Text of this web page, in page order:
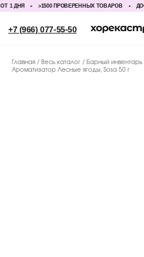
ДНЯ >1500 ПРОВЕРЕННЫХ ТОВАРОВ
Главная Весь каталог Барный инвентарь
Ароматизатор Лесные ягоды, Sosa 50 г